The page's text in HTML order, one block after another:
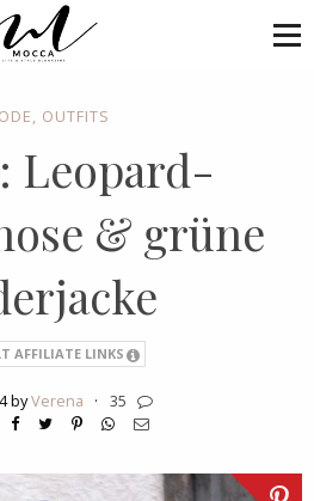
, OUTFITS
Leopard-
& grüne
AFFILIATE LINKS
byVerena ·
35